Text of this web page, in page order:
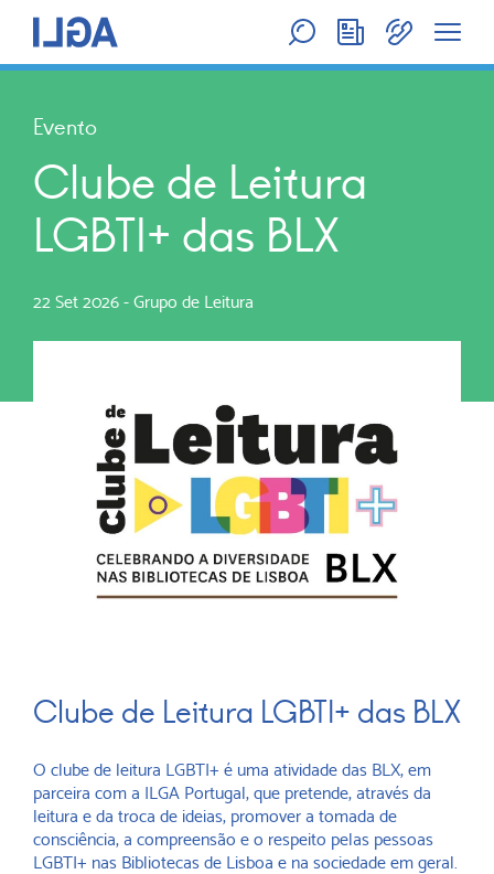
Evento
Clube de Leitura
LGBTI+ das BLX
22 Set 2026 - Grupo de Leitura
Clube de Leitura LGBTI+ das BLX
O clube de leitura LGBTI+ é uma atividade das BLX, em
parceira com a ILGA Portugal, que pretende, através da
leitura e da troca de ideias, promover a tomada de
consciência, a compreensão e o respeito pelas pessoas
LGBTI+ nas Bibliotecas de Lisboa e na sociedade em geral.